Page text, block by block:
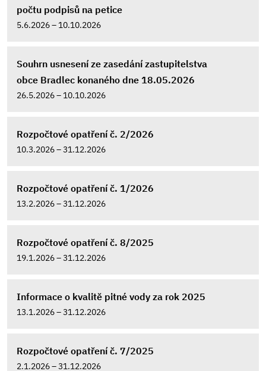
počtu podpisů na petice
5.6.2026 – 10.10.2026
Souhrn usnesení ze zasedání zastupitelstva
obce Bradlec konaného dne 18.05.2026
26.5.2026 – 10.10.2026
Rozpočtové opatření č. 2/2026
10.3.2026 – 31.12.2026
Rozpočtové opatření č. 1/2026
13.2.2026 – 31.12.2026
Rozpočtové opatření č. 8/2025
19.1.2026 – 31.12.2026
Informace o kvalitě pitné vody za rok 2025
13.1.2026 – 31.12.2026
Rozpočtové opatření č. 7/2025
2.1.2026 – 31.12.2026